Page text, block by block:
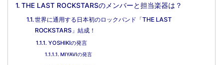
THE LAST ROCKSTARSのメンバーと担当楽器は？
世界に通用する日本初のロックバンド「THE LAST
ROCKSTARS」結成！
YOSHIKIの発言
MIYAVIの発言